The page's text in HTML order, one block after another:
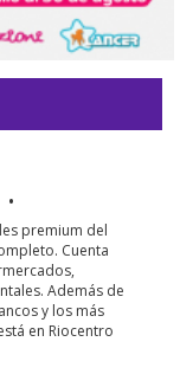
premium del
Cuenta
Además de
y los más
en Riocentro